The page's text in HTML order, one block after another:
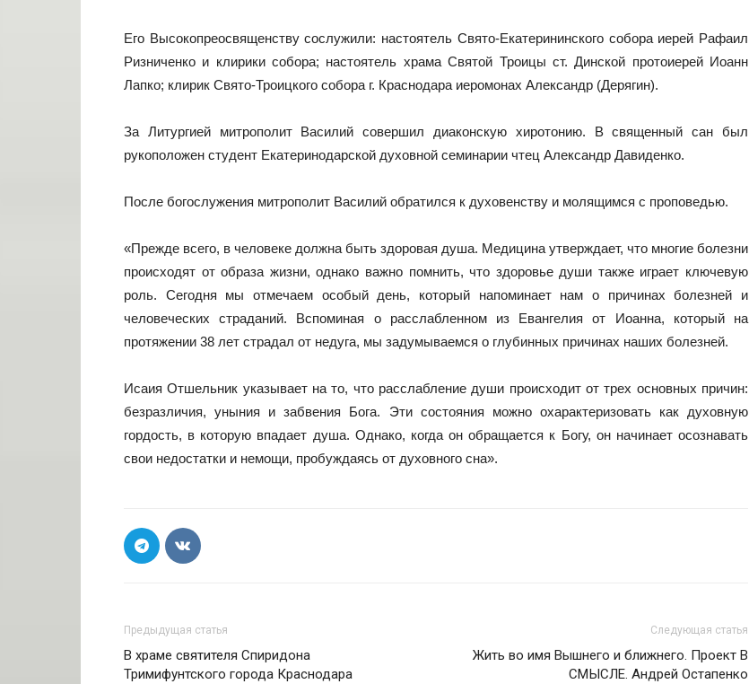
Его Высокопреосвященству сослужили: настоятель Свято-Екатерининского собора иерей Рафаил
Ризниченко и клирики собора; настоятель храма Святой Троицы ст. Динской протоиерей Иоанн
Лапко; клирик Свято-Троицкого собора г. Краснодара иеромонах Александр (Дерягин).
За Литургией митрополит Василий совершил диаконскую хиротонию. В священный сан был
рукоположен студент Екатеринодарской духовной семинарии чтец Александр Давиденко.
После богослужения митрополит Василий обратился к духовенству и молящимся с проповедью.
«Прежде всего, в человеке должна быть здоровая душа. Медицина утверждает, что многие болезни
происходят от образа жизни, однако важно помнить, что здоровье души также играет ключевую
роль. Сегодня мы отмечаем особый день, который напоминает нам о причинах болезней и
человеческих страданий. Вспоминая о расслабленном из Евангелия от Иоанна, который на
протяжении 38 лет страдал от недуга, мы задумываемся о глубинных причинах наших болезней.
Исаия Отшельник указывает на то, что расслабление души происходит от трех основных причин:
безразличия, уныния и забвения Бога. Эти состояния можно охарактеризовать как духовную
гордость, в которую впадает душа. Однако, когда он обращается к Богу, он начинает осознавать
свои недостатки и немощи, пробуждаясь от духовного сна».
Предыдущая статья
В храме святителя Спиридона
Тримифунтского города Краснодара
Следующая статья
Жить во имя Вышнего и ближнего. Проект В
СМЫСЛЕ. Андрей Остапенко